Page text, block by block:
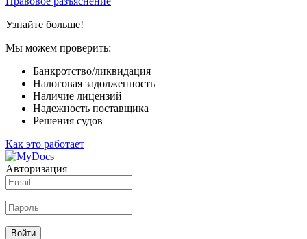
Узнайте больше!
Мы можем проверить:
Банкротство/ликвидация
Налоговая задолженность
Наличие лицензий
Надежность поставщика
Решения судов
Как это работает
Авторизация
Войти